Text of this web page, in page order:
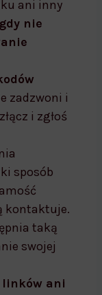
ani inny
nie
zadzwoni i
i zgłoś
sposób
kontaktuje.
taką
swojej
linków ani